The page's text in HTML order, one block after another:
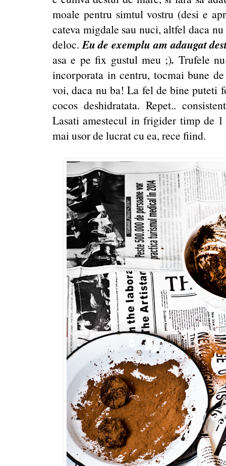
moale pentru simtul vostru (desi e
cateva migdale sau nuci, altfel daca
deloc. Eu de exemplu am adaugat
asa e pe fix gustul meu ;). Trufele
incorporata in centru, tocmai bune
voi, daca nu ba! La fel de bine puteti
cocos deshidratata. Repet..
Lasati amestecul in frigider timp de
mai usor de lucrat cu ea, rece fiind.